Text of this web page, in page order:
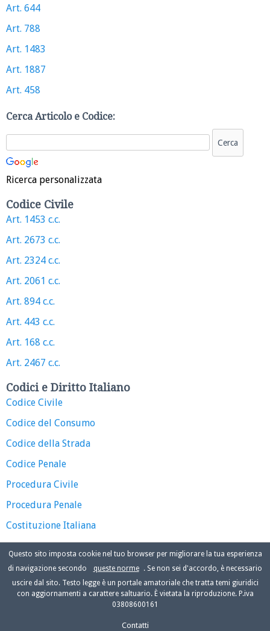
Art. 644
Art. 788
Art. 1483
Art. 1887
Art. 458
Cerca Articolo e Codice:
Ricerca personalizzata
Codice Civile
Art. 1453 c.c.
Art. 2673 c.c.
Art. 2324 c.c.
Art. 2061 c.c.
Art. 894 c.c.
Art. 443 c.c.
Art. 168 c.c.
Art. 2467 c.c.
Codici e Diritto Italiano
Codice Civile
Codice del Consumo
Codice della Strada
Codice Penale
Procedura Civile
Procedura Penale
Costituzione Italiana
Questo sito imposta cookie nel tuo browser per migliorare la tua esperienza
di navigazione secondo
queste norme
. Se non sei d'accordo, è necessario
uscire dal sito. Testo legge è un portale amatoriale che tratta temi giuridici
con aggiornamenti a carattere saltuario. È vietata la riproduzione. P.iva
03808600161
Contatti